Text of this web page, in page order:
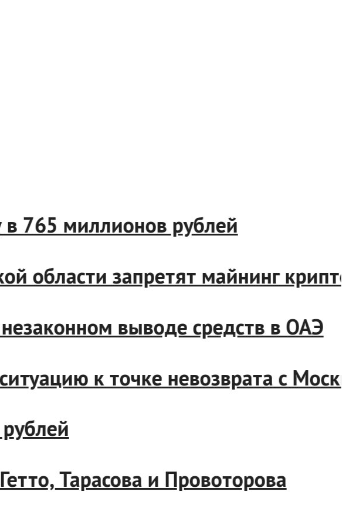
в 765 миллионов рублей
области запретят майнинг
незаконном выводе средств в
ситуацию к точке невозврата с
рублей
Тарасова и Провоторова